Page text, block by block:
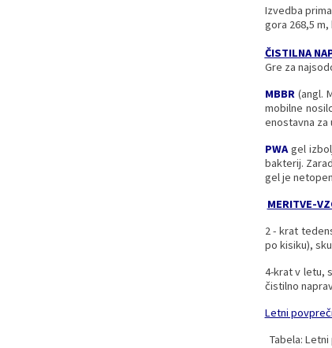
Izvedba
gora 268,5 m,
ČISTILNA
Gre za
MBBR(angl.
mobilne
enostavna za
PWAgel
bakterij.
gel je
MERITVE-
2 - krat
po kisiku),
4-krat v letu,
čistilno
Letni
Tabela: